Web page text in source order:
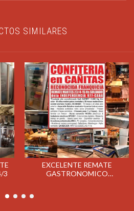
SIMILARES
3
EXCELENTE REMATE
GASTRONOMICO